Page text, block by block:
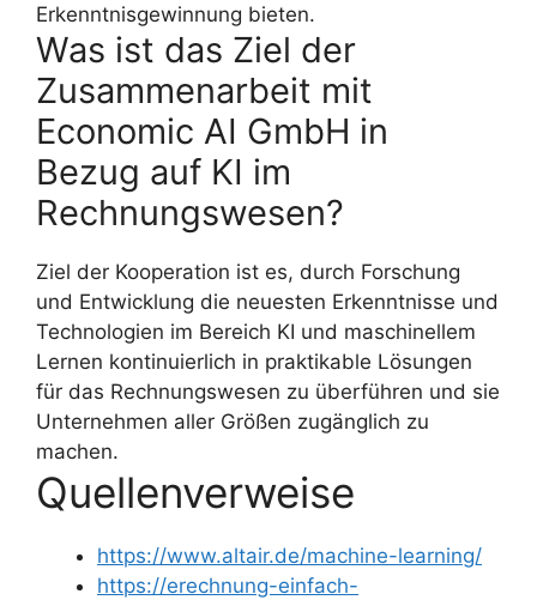
Erkenntnisgewinnung bieten.
Was ist das Ziel der
Zusammenarbeit mit
Economic AI GmbH in
Bezug auf KI im
Rechnungswesen?
Ziel der Kooperation ist es, durch Forschung
und Entwicklung die neuesten Erkenntnisse und
Technologien im Bereich KI und maschinellem
Lernen kontinuierlich in praktikable Lösungen
für das Rechnungswesen zu überführen und sie
Unternehmen aller Größen zugänglich zu
machen.
Quellenverweise
https://www.altair.de/machine-learning/
https://erechnung-einfach-